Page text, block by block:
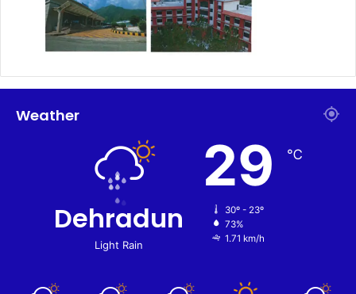
Weather
Dehradun
Light Rain
29 ℃
30º - 23º
73%
1.71 km/h